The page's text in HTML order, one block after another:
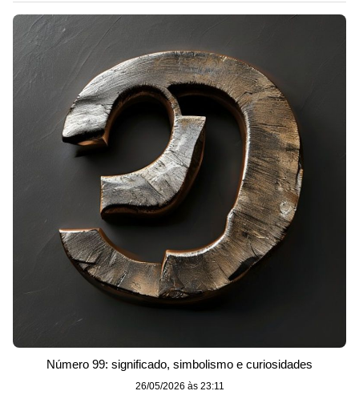
Número 99: significado, simbolismo e curiosidades
26/05/2026 às 23:11